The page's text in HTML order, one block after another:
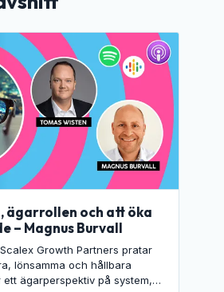
och att öka
– Magnus Burvall
Growth Partners pratar
lönsamma och hållbara
ägarperspektiv på system,